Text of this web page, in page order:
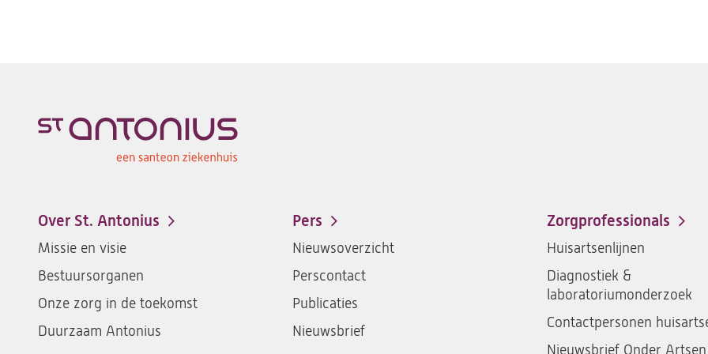
Footer-
menu
Over St. Antonius
Missie en visie
Bestuursorganen
Onze zorg in de toekomst
Duurzaam Antonius
Pers
Nieuwsoverzicht
Perscontact
Publicaties
Nieuwsbrief
Zorgprofessionals
Huisartsenlijnen
Diagnostiek &
laboratoriumonderzoek
Contactpersonen
Nieuwsbrief Onder Artsen